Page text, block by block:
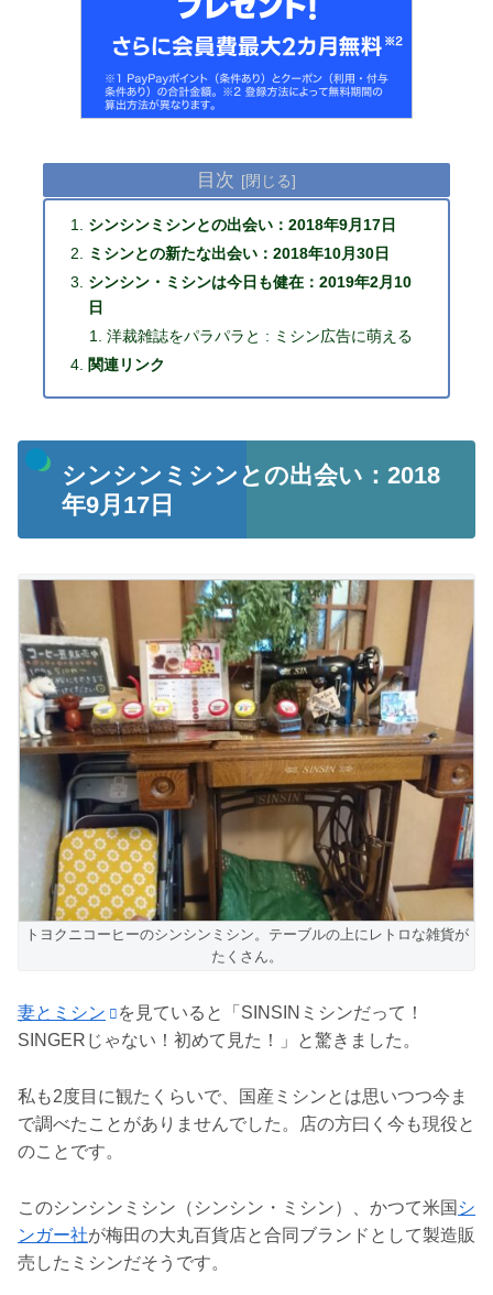
目次
シンシンミシンとの出会い：2018年9月17日
ミシンとの新たな出会い：2018年10月30日
シンシン・ミシンは今日も健在：2019年2月10
日
洋裁雑誌をパラパラと : ミシン広告に萌える
関連リンク
シンシンミシンとの出会い：2018
年9月17日
トヨクニコーヒーのシンシンミシン。テーブルの上にレトロな雑貨が
たくさん。
妻とミシン
を見ていると「SINSINミシンだって！
SINGERじゃない！初めて見た！」と驚きました。
私も2度目に観たくらいで、国産ミシンとは思いつつ今ま
で調べたことがありませんでした。店の方曰く今も現役と
のことです。
このシンシンミシン（シンシン・ミシン）、かつて米国 シ
ンガー社が梅田の大丸百貨店と合同ブランドとして製造販
売したミシンだそうです。